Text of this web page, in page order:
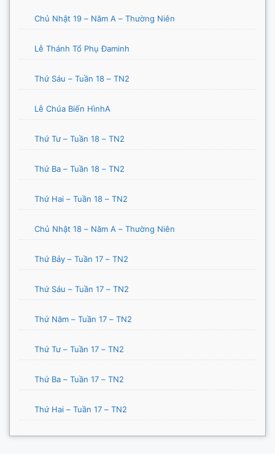
Chủ Nhật 19 – Năm A – Thường Niên
Lễ Thánh Tổ Phụ Đaminh
Thứ Sáu – Tuần 18 – TN2
Lễ Chúa Biến HìnhA
Thứ Tư – Tuần 18 – TN2
Thứ Ba – Tuần 18 – TN2
Thứ Hai – Tuần 18 – TN2
Chủ Nhật 18 – Năm A – Thường Niên
Thứ Bảy – Tuần 17 – TN2
Thứ Sáu – Tuần 17 – TN2
Thứ Năm – Tuần 17 – TN2
Thứ Tư – Tuần 17 – TN2
Thứ Ba – Tuần 17 – TN2
Thứ Hai – Tuần 17 – TN2